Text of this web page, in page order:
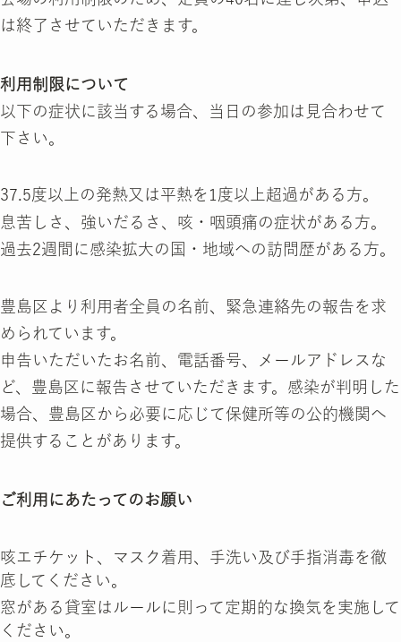
は終了させていただきます。
利用制限について
以下の症状に該当する場合、当日の参加は見合わせて
下さい。
37.5度以上の発熱又は平熱を1度以上超過がある方。
息苦しさ、強いだるさ、咳・咽頭痛の症状がある方。
過去2週間に感染拡大の国・地域への訪問歴がある方。
豊島区より利用者全員の名前、緊急連絡先の報告を求
められています。
申告いただいたお名前、電話番号、メールアドレスな
ど、豊島区に報告させていただきます。感染が判明した
場合、豊島区から必要に応じて保健所等の公的機関へ
提供することがあります。
ご利用にあたってのお願い
咳エチケット、マスク着用、手洗い及び手指消毒を徹
底してください。
窓がある貸室はルールに則って定期的な換気を実施して
ください。